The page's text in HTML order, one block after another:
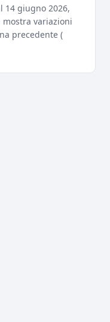
14 giugno 2026,
variazioni
precedente (